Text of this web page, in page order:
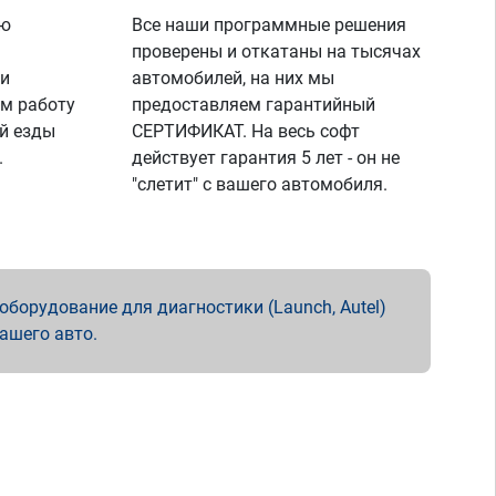
работу
езды
Все наши программные решения
проверены и откатаны на тысячах
автомобилей, на них мы
предоставляем гарантийный
СЕРТИФИКАТ. На весь софт
действует гарантия 5 лет - он не
"слетит" с вашего автомобиля.
для диагностики (Launch, Autel)
авто.